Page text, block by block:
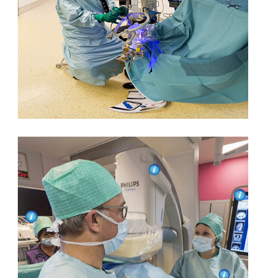
NEUROCHIRURGIE
CORONAROGRAPHIE